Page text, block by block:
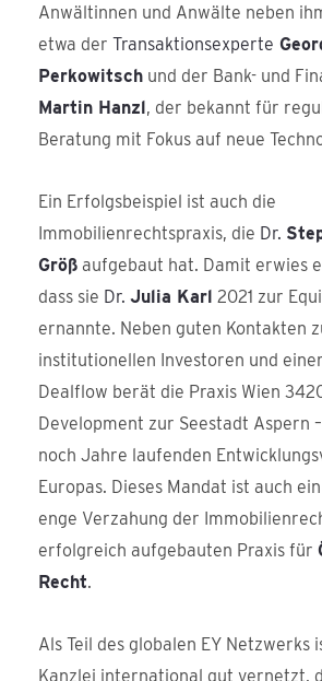
Anwältinnen und Anwälte neben
etwa der Transaktionsexperte
Perkowitsch und der Bank- und
Martin Hanzl, der bekannt für
Beratung mit Fokus auf neue
Ein Erfolgsbeispiel ist auch die
Immobilienrechtspraxis, die Dr.
Größ aufgebaut hat. Damit erwies
dass sie Dr. Julia Karl 2021 zur
ernannte. Neben guten Kontakten
institutionellen Investoren und
Dealflow berät die Praxis Wien
Development zur Seestadt Aspern
noch Jahre laufenden
Europas. Dieses Mandat ist auch
enge Verzahung der
erfolgreich aufgebauten Praxis für
Recht.
Als Teil des globalen EY Netzwerks
Kanzlei international gut vernetzt,